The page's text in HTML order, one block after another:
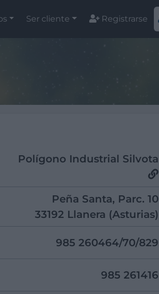
Ser cliente Registrarse
Polígono Industrial Silvota
Peña Santa, Parc. 10
33192 Llanera (Asturias)
985 260464/70/829
985 261416